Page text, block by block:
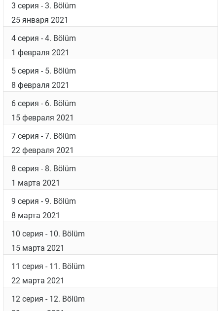
3 серия - 3. Bölüm
25 января 2021
4 серия - 4. Bölüm
1 февраля 2021
5 серия - 5. Bölüm
8 февраля 2021
6 серия - 6. Bölüm
15 февраля 2021
7 серия - 7. Bölüm
22 февраля 2021
8 серия - 8. Bölüm
1 марта 2021
9 серия - 9. Bölüm
8 марта 2021
10 серия - 10. Bölüm
15 марта 2021
11 серия - 11. Bölüm
22 марта 2021
12 серия - 12. Bölüm